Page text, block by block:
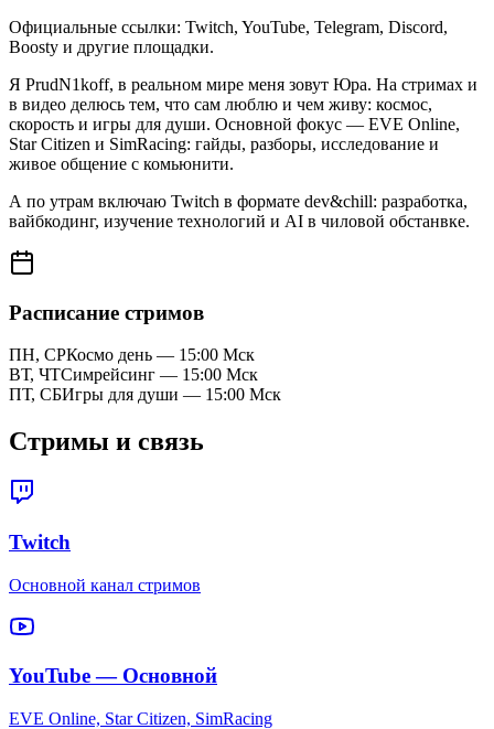
Официальные ссылки: Twitch, YouTube, Telegram, Discord,
Boosty и другие площадки.
Я PrudN1koff, в реальном мире меня зовут Юра. На стримах и
в видео делюсь тем, что сам люблю и чем живу: космос,
скорость и игры для души. Основной фокус — EVE Online,
Star Citizen и SimRacing: гайды, разборы, исследование и
живое общение с комьюнити.
А по утрам включаю Twitch в формате dev&chill: разработка,
вайбкодинг, изучение технологий и AI в чиловой обстанвке.
Расписание стримов
ПН, СРКосмо день — 15:00 Мск
ВТ, ЧТСимрейсинг — 15:00 Мск
ПТ, СБИгры для души — 15:00 Мск
Стримы и связь
Twitch
Основной канал стримов
YouTube — Основной
EVE Online, Star Citizen, SimRacing